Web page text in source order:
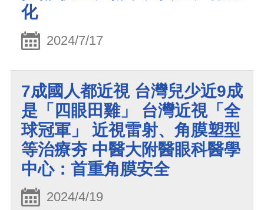
化
2024/7/17
7成國人都近視 台灣兒少近9成
是「四眼田雞」 台灣近視「全
球冠軍」 近視雷射、角膜塑型
等治療夯 中醫大附醫眼科醫學
中心：首重角膜安全
2024/4/19